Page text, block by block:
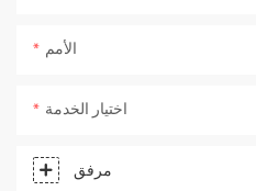
الأمم
اختيار الخدمة
مرفق